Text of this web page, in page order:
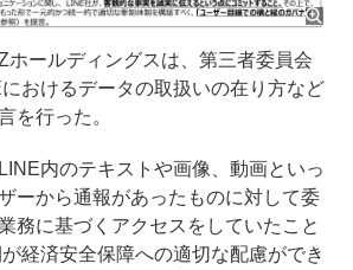
ールディングスは、第三者委員会
おけるデータの取扱いの在り方など
を行った。
内のテキストや画像、動画といっ
ーから通報があったものに対して委
務に基づくアクセスをしていたこと
経済安全保障への適切な配慮ができ